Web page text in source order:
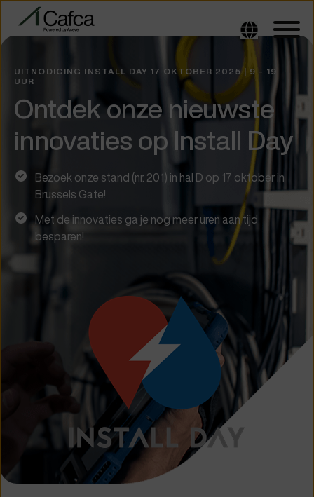
UITNODIGING INSTALL DAY 17 OKTOBER 2025 | 9 - 19
UUR
Ontdek onze nieuwste
innovaties op Install Day
Bezoek onze stand (nr. 201) in hal D op 17 oktober in
Brussels Gate!
Met de innovaties ga je nog meer uren aan tijd
besparen!